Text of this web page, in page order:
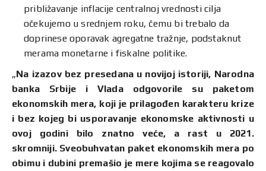
približavanje inflacije centralnoj vrednosti cilja
očekujemo u srednjem roku, čemu bi trebalo da
doprinese oporavak agregatne tražnje, podstaknut
merama monetarne i fiskalne politike.
„Na izazov bez presedana u novijoj istoriji, Narodna
banka Srbije i Vlada odgovorile su paketom
ekonomskih mera, koji je prilagođen karakteru krize
i bez kojeg bi usporavanje ekonomske aktivnosti u
ovoj godini bilo znatno veće, a rast u 2021.
skromniji. Sveobuhvatan paket ekonomskih mera po
obimu i dubini premašio je mere kojima se reagovalo